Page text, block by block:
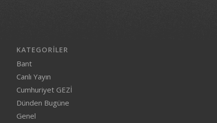
KATEGORILER
Bant
Canlı Yayın
Cumhuriyet GEZİ
Dünden Bugüne
Genel